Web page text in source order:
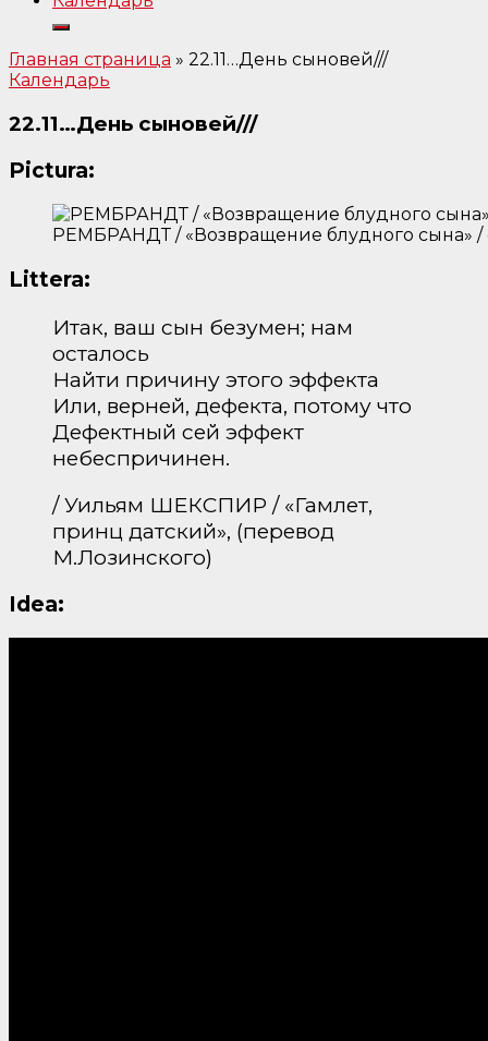
Главная страница » 22.11…День сыновей///
Календарь
22.11…День сыновей///
Pictura:
РЕМБРАНДТ / «Возвращение блудного сына» /
Littera:
Итак, ваш сын безумен; нам
осталось
Найти причину этого эффекта
Или, верней, дефекта, потому что
Дефектный сей эффект
небеспричинен.
/ Уильям ШЕКСПИР / «Гамлет,
принц датский», (перевод
М.Лозинского)
Idea: